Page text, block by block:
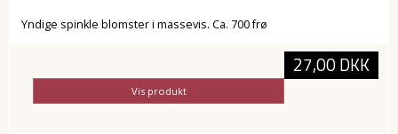
Yndige spinkle blomster i massevis. Ca. 700 frø
27,00 DKK
Vis produkt